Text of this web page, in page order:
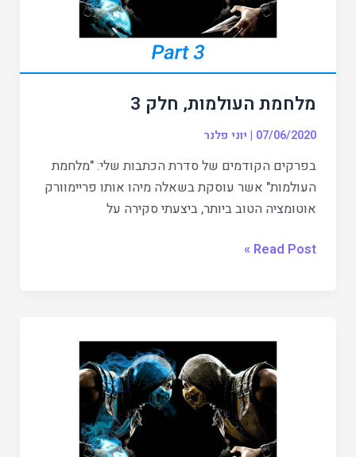
מלחמת העולמות, חלק 3
07/06/2020
| יוני פלנר
בפרקים הקודמים של סדרת הכתבות שלי: "מלחמת
העולמות" אשר עוסקת בשאלה מיהו אותו פריימוורק
אוטומציה הטוב ביותר, ביצעתי סקירה על
Read Post »
העולמות,